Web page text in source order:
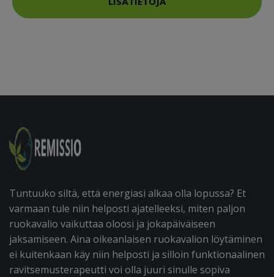
Tuntuuko siltä, että energiasi alkaa olla lopussa? Et
varmaan tule niin helposti ajatelleeksi, miten paljon
ruokavalio vaikuttaa oloosi ja jokapäiväiseen
jaksamiseen. Aina oikeanlaisen ruokavalion löytäminen
ei kuitenkaan käy niin helposti ja silloin funktionaalinen
ravitsemusterapeutti voi olla juuri sinulle sopiva